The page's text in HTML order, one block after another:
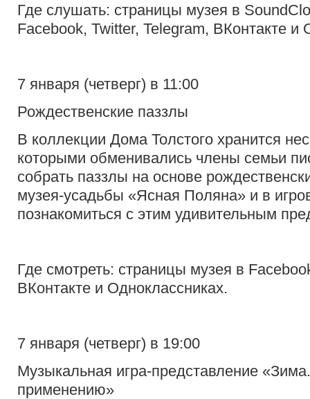
Где слушать: страницы музея в
Facebook, Twitter, Telegram, ВКонтакте и
7 января (четверг) в 11:00
Рождественские паззлы
В коллекции Дома Толстого хранится
которыми обменивались члены семьи
собрать паззлы на основе
музея-усадьбы «Ясная Поляна» и в
познакомиться с этим удивительным
Где смотреть: страницы музея в
ВКонтакте и Одноклассниках.
7 января (четверг) в 19:00
Музыкальная игра-представление
применению»